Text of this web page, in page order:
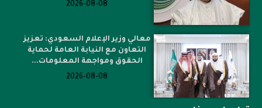
2026-08-08
معالي وزير الإعلام السعودي: تعزيز
التعاون مع النيابة العامة لحماية
الحقوق ومواجهة المعلومات...
2026-08-08